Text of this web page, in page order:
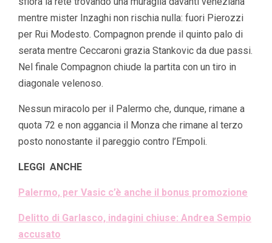
mentre mister Inzaghi non rischia nulla: fuori Pierozzi
per Rui Modesto. Compagnon prende il quinto palo di
serata mentre Ceccaroni grazia Stankovic da due passi.
Nel finale Compagnon chiude la partita con un tiro in
diagonale velenoso.
Nessun miracolo per il Palermo che, dunque, rimane a
quota 72 e non aggancia il Monza che rimane al terzo
posto nonostante il pareggio contro l’Empoli.
LEGGI ANCHE
Palermo, per Vasic c’è anche il bonus promozione
Delitto di Garlasco, indagini chiuse: Andrea Sempio
accusato